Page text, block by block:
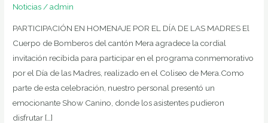
Noticias /admin
PARTICIPACIÓN EN HOMENAJE POR EL DÍA DE LAS MADRES El
Cuerpo de Bomberos del cantón Mera agradece la cordial
invitación recibida para participar en el programa conmemorativo
por el Día de las Madres, realizado en el Coliseo de Mera.Como
parte de esta celebración, nuestro personal presentó un
emocionante Show Canino, donde los asistentes pudieron
disfrutar […]